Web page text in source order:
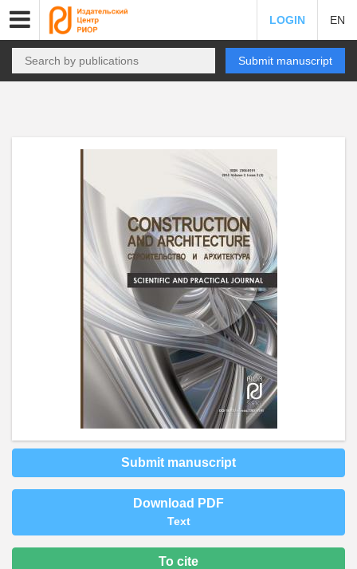
LOGIN EN
Submit manuscript
Submit manuscript
Download PDF
Text
To cite